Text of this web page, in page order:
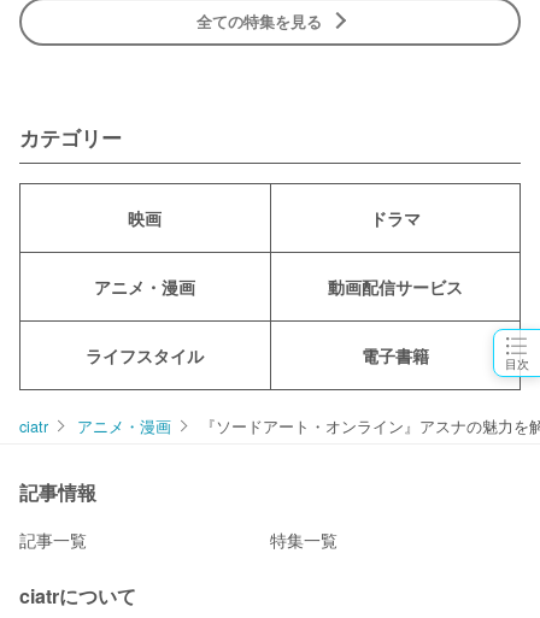
目次
全ての特集を見る
カテゴリー
映画 ドラマ
アニメ・漫画 動画配信サービス
ライフスタイル 電子書籍
ciatr アニメ・漫画 『ソードアート・オンライン』アスナの魅力
記事情報
記事一覧 特集一覧
ciatrについて